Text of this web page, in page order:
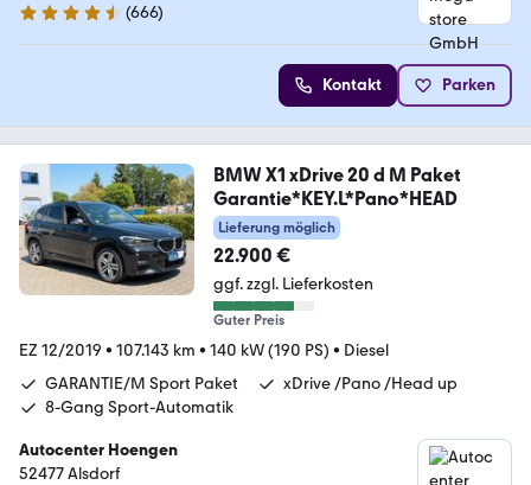
4.4 Sterne
(666)
Kontakt Parken
BMW X1 xDrive 20 d M Paket
Garantie*KEY.L*Pano*HEAD
Lieferung möglich
22.900 €
ggf. zzgl. Lieferkosten
Guter Preis
EZ 12/2019 • 107.143 km • 140 kW (190 PS) • Diesel
GARANTIE/M Sport Paket
xDrive /Pano /Head up
8-Gang Sport-Automatik
Autocenter Hoengen
52477 Alsdorf